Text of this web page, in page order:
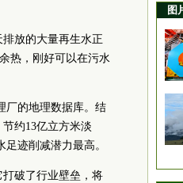
放的大量再生水正
热，刚好可以在污水
厂的地理数据库。结
约13亿立方米淡
迹削减潜力最高。
破了行业壁垒，将
图